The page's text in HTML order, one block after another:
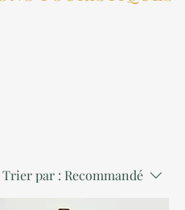
Trier par : Recommandé